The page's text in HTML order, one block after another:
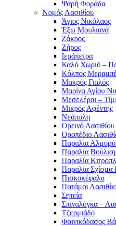
Ψαρή Φοράδα
Νομός Λασιθίου
Άγιος Νικόλαος
Έξω Μουλιανά
Ζάκρος
Ζήρος
Ιεράπετρα
Καλό Χωριό –
Κόλπος
Μακρύς Γιαλός
Μαρίνα Αγίου
Μεσελέροι –
Μικρός Αφέντης
Νεάπολη
Ορεινό Λασιθίου
Οροπέδιο
Παραλία
Παραλία
Παραλία
Παραλία Σχίσμα
Πισκοκέφαλο
Ποτάμοι
Σητεία
Σπιναλόγκα –
Τζερμιάδο
Φοινικόδασος